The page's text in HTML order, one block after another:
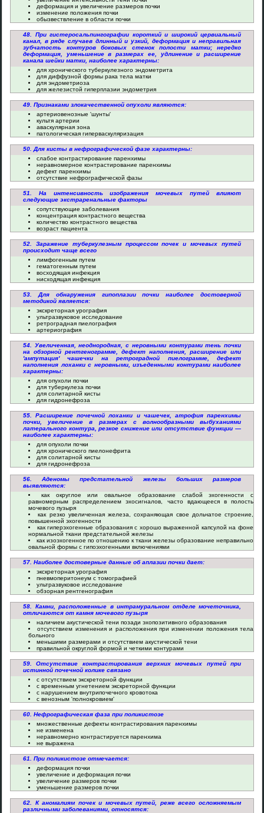
деформация и увеличение размеров почки
изменение положения почки
обызвествление в области почки
48. При гистеросальпингографии короткий и широкий цервиальный
канал, в ряде случаев длинный и узкий, деформация и неправильная
зубчатость контуров боковых стенок полости матки; нередко
деформация, уменьшение в размерах ее, удлинение и расширение
канала шейки матки, наиболее характерны:
для хронического туберкулезного эндометрита
для диффузной формы рака тела матки
для эндометриоза
для железистой гиперплазии эндометрия
49. Признаками злокачественной опухоли являются:
артериовенозные 'шунты'
культя артерии
аваскулярная зона
патологическая гиперваскуляризация
50. Для кисты в нефрографической фазе характерны:
слабое контрастирование паренхимы
неравномерное контрастирование паренхимы
дефект паренхимы
отсутствие нефрографической фазы
51. На интенсивность изображения мочевых путей влияют
следующие экстраренальные факторы
сопутствующие заболевания
концентрация контрастного вещества
количество контрастного вещества
возраст пациента
52. Заражение туберкулезным процессом почек и мочевых путей
происходит чаще всего
лимфогенным путем
гематогенным путем
восходящая инфекция
нисходящая инфекция
53. Для обнаружения гипоплазии почки наиболее достоверной
методикой является:
экскреторная урография
ультразвуковое исследование
ретроградная пиелография
артериография
54. Увеличенная, неоднородная, с неровными контурами тень почки
на обзорной рентгенограмме, дефект наполнения, расширение или
'ампутация' чашечки на ретроградной пиелограмме, дефект
наполнения лоханки с неровными, изъеденными контурами наиболее
характерны:
для опухоли почки
для туберкулеза почки
для солитарной кисты
для гидронефроза
55. Расширение почечной лоханки и чашечек, атрофия паренхимы
почки, увеличение в размерах с волнообразными выбуханиями
латерального контура, резкое снижение или отсутствие функции —
наиболее характерны:
для опухоли почки
для хронического пиелонефрита
для солитарной кисты
для гидронефроза
56. Аденомы предстательной железы больших размеров
выявляются:
как округлое или овальное образование слабой эхогенности с
равномерным распределением эхосигналов, часто вдающееся в полость
мочевого пузыря
как резко увеличенная железа, сохраняющая свое дольчатое строение,
повышенной эхогенности
как гиперэхогенные образования с хорошо выраженной капсулой на фоне
нормальной ткани предстательной железы
как изоэхогенное по отношению к ткани железы образование неправильно
овальной формы с гипоэхогенными включениями
57. Наиболее достоверные данные об аплазии почки дает:
экскреторная урография
пневмоперитонеум с томографией
ультразвуковое исследование
обзорная рентгенография
58. Камни, расположенные в интрамуральном отделе мочеточника,
отличаются от камня мочевого пузыря
наличием акустической тени позади эхопозитивного образования
отсутствием изменения и расположения при изменении положения тела
больного
меньшими размерами и отсутствием акустической тени
правильной округлой формой и четкими контурами
59. Отсутствие контрастирования верхних мочевых путей при
истинной почечной колике связано
с отсутствием экскреторной функции
с временным угнетением экскреторной функции
с нарушением внутрипочечного кровотока
с венозным 'полнокровием'
60. Нефрографическая фаза при поликистозе
множественные дефекты контрастирования паренхимы
не изменена
неравномерно контрастируется паренхима
не выражена
61. При поликистозе отмечается:
деформация почки
увеличение и деформация почки
увеличение размеров почки
уменьшение размеров почки
62. К аномалиям почек и мочевых путей, реже всего осложняемым
различными заболеваниями, относятся: